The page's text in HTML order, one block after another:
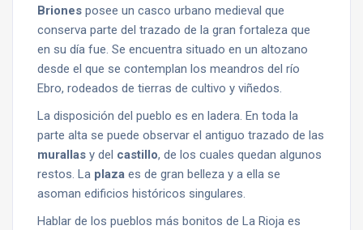
Briones posee un casco urbano medieval que
conserva parte del trazado de la gran fortaleza que
en su día fue. Se encuentra situado en un altozano
desde el que se contemplan los meandros del río
Ebro, rodeados de tierras de cultivo y viñedos.
La disposición del pueblo es en ladera. En toda la
parte alta se puede observar el antiguo trazado de las
murallas y del castillo, de los cuales quedan algunos
restos. La plaza es de gran belleza y a ella se
asoman edificios históricos singulares.
Hablar de los pueblos más bonitos de La Rioja es